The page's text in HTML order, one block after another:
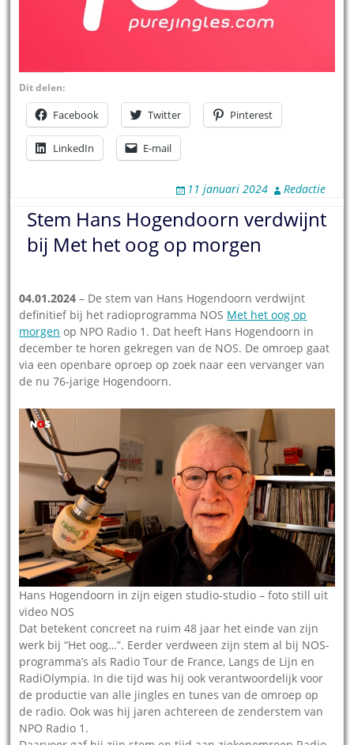
Dit delen:
Facebook Twitter Pinterest
LinkedIn E-mail
11 januari 2024 Redactie
Stem Hans Hogendoorn verdwijnt
bij Met het oog op morgen
04.01.2024 – De stem van Hans Hogendoorn verdwijnt
definitief bij het radioprogramma NOS Met het oog op
morgen op NPO Radio 1. Dat heeft Hans Hogendoorn in
december te horen gekregen van de NOS. De omroep gaat
via een openbare oproep op zoek naar een vervanger van
de nu 76-jarige Hogendoorn.
Hans Hogendoorn in zijn eigen studio-studio – foto still uit
video NOS
Dat betekent concreet na ruim 48 jaar het einde van zijn
werk bij “Het oog…”. Eerder verdween zijn stem al bij NOS-
programma’s als Radio Tour de France, Langs de Lijn en
RadiOlympia. In die tijd was hij ook verantwoordelijk voor
de productie van alle jingles en tunes van de omroep op
de radio. Ook was hij jaren achtereen de zenderstem van
NPO Radio 1.